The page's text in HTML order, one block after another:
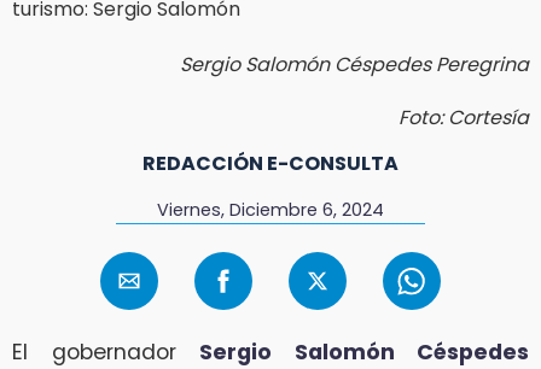
Sergio Salomón Céspedes Peregrina
Foto: Cortesía
REDACCIÓN E-CONSULTA
Viernes, Diciembre 6, 2024
El gobernador Sergio Salomón Céspedes